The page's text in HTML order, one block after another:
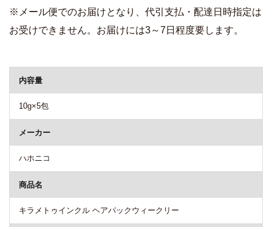
※メール便でのお届けとなり、代引支払・配達日時指定は
お受けできません。お届けには3～7日程度要します。
内容量
10g×5包
メーカー
ハホニコ
商品名
キラメトゥインクル ヘアパックウィークリー